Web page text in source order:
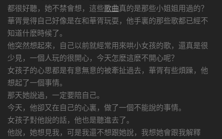
都很好聽，她不禁會想，這些歌曲真的是那些小姐姐用過的？
華胥覺得自己好像是在和華胥玩耍，他手裏的那些歌都已經不
知道什麽時候了。
他突然想起來，自己以前就經常用來哄小女孩的歌，還真是很
少見，一個人玩的很開心，今天怎麽這麽不開心呢？
女孩子的心思都是有意無意的被牽扯過去，華胥有些煩躁，他
想起了一個事情。
那天她說過，一定要陪自己。
今天，他卻又在自己的心裏，做了一個不能說的事情。
女孩子對他說的話，他也是聽進去了。
他說，她想見我，可是我還不想跟她說，我想她會跟我解釋